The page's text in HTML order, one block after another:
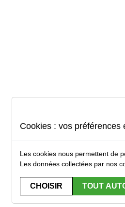
Cookies : vos préférences
Les cookies nous permettent de
Les données collectées par nos
CHOISIR TOUT